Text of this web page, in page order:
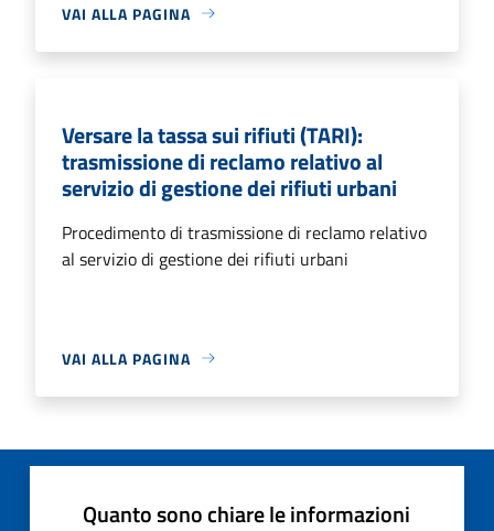
VAI ALLA PAGINA
Versare la tassa sui rifiuti (TARI):
trasmissione di reclamo relativo al
servizio di gestione dei rifiuti urbani
Procedimento di trasmissione di reclamo relativo
al servizio di gestione dei rifiuti urbani
VAI ALLA PAGINA
Quanto sono chiare le informazioni